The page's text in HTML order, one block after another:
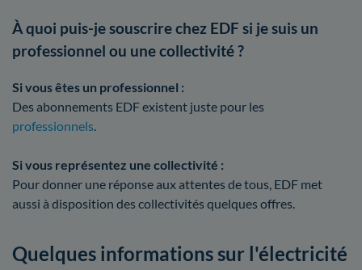
À quoi puis-je souscrire chez EDF si je suis un
professionnel ou une collectivité ?
Si vous êtes un professionnel :
Des abonnements EDF existent juste pour les
professionnels.
Si vous représentez une collectivité :
Pour donner une réponse aux attentes de tous, EDF met
aussi à disposition des collectivités quelques offres.
Quelques informations sur l'électricité